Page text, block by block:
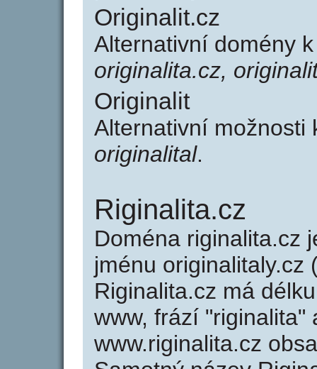
Originalit.cz
Alternativní domény
originalita.cz,
Originalit
Alternativní
originalital.
Riginalita.cz
Doména riginalita.cz
jménu originalitaly.cz
Riginalita.cz má
www, frází "riginalita"
www.riginalita.cz